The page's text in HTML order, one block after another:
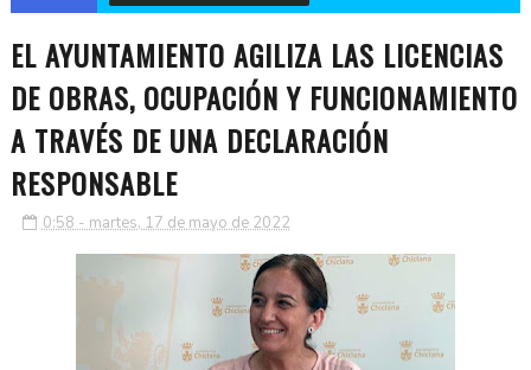
EL AYUNTAMIENTO AGILIZA LAS LICENCIAS
DE OBRAS, OCUPACIÓN Y FUNCIONAMIENTO
A TRAVÉS DE UNA DECLARACIÓN
RESPONSABLE
0:58 - martes, 17 de mayo de 2022